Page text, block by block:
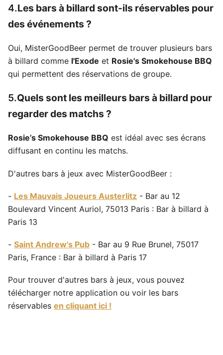
4.Les bars à billard sont-ils réservables pour
des événements ?
Oui, MisterGoodBeer permet de trouver plusieurs bars
à billard comme l'Exode et Rosie's Smokehouse BBQ
qui permettent des réservations de groupe.
5.Quels sont les meilleurs bars à billard pour
regarder des matchs ?
Rosie’s Smokehouse BBQ est idéal avec ses écrans
diffusant en continu les matchs.
D'autres bars à jeux avec MisterGoodBeer :
- Les Mauvais Joueurs Austerlitz - Bar au 12
Boulevard Vincent Auriol, 75013 Paris : Bar à billard à
Paris 13
- Saint Andrew's Pub - Bar au 9 Rue Brunel, 75017
Paris, France : Bar à billard à Paris 17
Pour trouver d'autres bars à jeux, vous pouvez
télécharger notre application ou voir les bars
réservables en cliquant ici !